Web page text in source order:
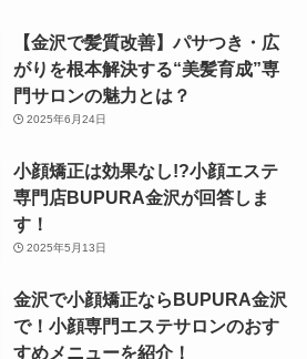
【金沢で髪質改善】パサつき・広
がりを根本解決する“美髪育成”専
門サロンの魅力とは？
2025年6月24日
小顔矯正は効果なし!?小顔エステ
専門店BUPURA金沢が回答しま
す！
2025年5月13日
金沢で小顔矯正ならBUPURA金沢
で！小顔専門エステサロンのおす
すめメニューを紹介！